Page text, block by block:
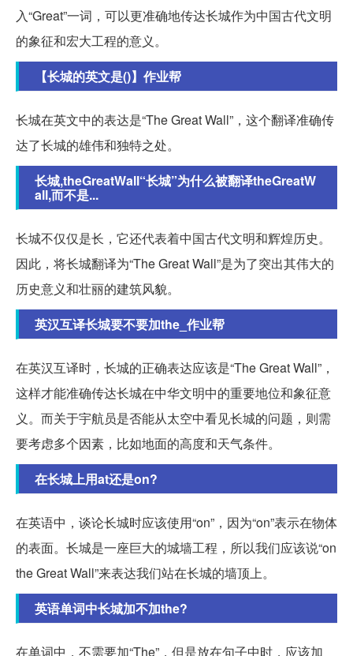
入“Great”一词，可以更准确地传达长城作为中国古代文明
的象征和宏大工程的意义。
【长城的英文是()】作业帮
长城在英文中的表达是“The Great Wall”，这个翻译准确传
达了长城的雄伟和独特之处。
长城,theGreatWall“长城”为什么被翻译theGreatW
all,而不是...
长城不仅仅是长，它还代表着中国古代文明和辉煌历史。
因此，将长城翻译为“The Great Wall”是为了突出其伟大的
历史意义和壮丽的建筑风貌。
英汉互译长城要不要加the_作业帮
在英汉互译时，长城的正确表达应该是“The Great Wall”，
这样才能准确传达长城在中华文明中的重要地位和象征意
义。而关于宇航员是否能从太空中看见长城的问题，则需
要考虑多个因素，比如地面的高度和天气条件。
在长城上用at还是on?
在英语中，谈论长城时应该使用“on”，因为“on”表示在物体
的表面。长城是一座巨大的城墙工程，所以我们应该说“on
the Great Wall”来表达我们站在长城的墙顶上。
英语单词中长城加不加the?
在单词中，不需要加“The”，但是放在句子中时，应该加